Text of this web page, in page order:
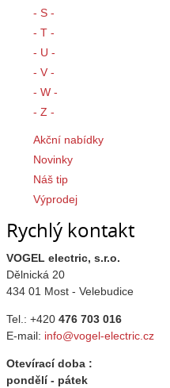
- S -
- T -
- U -
- V -
- W -
- Z -
Akční nabídky
Novinky
Náš tip
Výprodej
Rychlý kontakt
VOGEL electric, s.r.o.
Dělnická 20
434 01 Most - Velebudice
Tel.: +420 476 703 016
E-mail: info@vogel-electric.cz
Otevírací doba :
pondělí - pátek